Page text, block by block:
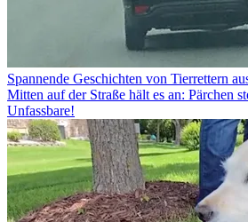
Spannende Geschichten von Tierrettern
Mitten auf der Straße hält es an: Pärchen
Unfassbare!